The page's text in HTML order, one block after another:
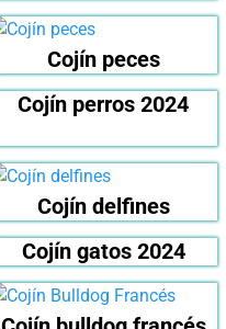
Cojín peces
Cojín perros 2024
Cojín delfines
Cojín gatos 2024